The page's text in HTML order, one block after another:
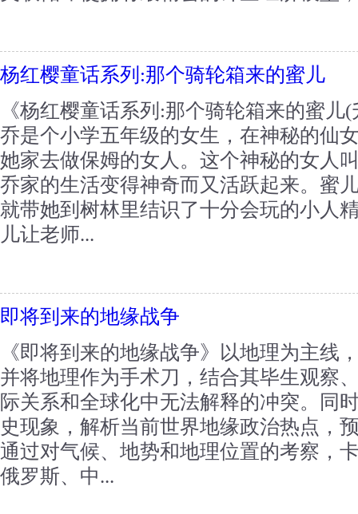
杨红樱童话系列:那个骑轮箱来的蜜儿
《杨红樱童话系列:那个骑轮箱来的蜜
乔是个小学五年级的女生，在神秘的仙
她家去做保姆的女人。这个神秘的女人
乔家的生活变得神奇而又活跃起来。蜜
就带她到树林里结识了十分会玩的小人
儿让老师...
即将到来的地缘战争
《即将到来的地缘战争》以地理为主线
并将地理作为手术刀，结合其毕生观察
际关系和全球化中无法解释的冲突。同
史现象，解析当前世界地缘政治热点，
通过对气候、地势和地理位置的考察，
俄罗斯、中...